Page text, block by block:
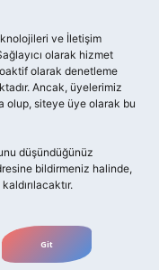
ve İletişim
olarak hizmet
olarak denetleme
Ancak, üyelerimiz
olup, siteye üye olarak bu
düşündüğünüz
bildirmeniz halinde,